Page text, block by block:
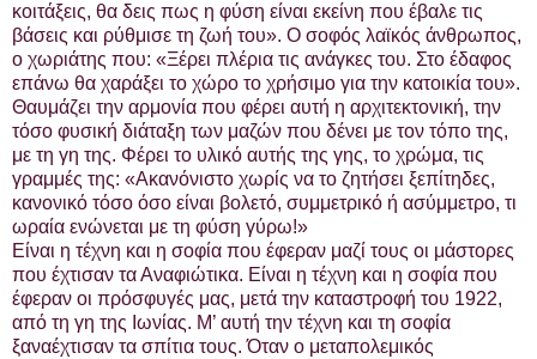
κοιτάξεις, θα δεις πως η φύση είναι εκείνη που έβαλε τις
βάσεις και ρύθμισε τη ζωή του». Ο σοφός λαϊκός άνθρωπος,
ο χωριάτης που: «Ξέρει πλέρια τις ανάγκες του. Στο έδαφος
επάνω θα χαράξει το χώρο το χρήσιμο για την κατοικία του».
Θαυμάζει την αρμονία που φέρει αυτή η αρχιτεκτονική, την
τόσο φυσική διάταξη των μαζών που δένει με τον τόπο της,
με τη γη της. Φέρει το υλικό αυτής της γης, το χρώμα, τις
γραμμές της: «Ακανόνιστο χωρίς να το ζητήσει ξεπίτηδες,
κανονικό τόσο όσο είναι βολετό, συμμετρικό ή ασύμμετρο, τι
ωραία ενώνεται με τη φύση γύρω!»
Είναι η τέχνη και η σοφία που έφεραν μαζί τους οι μάστορες
που έχτισαν τα Αναφιώτικα. Είναι η τέχνη και η σοφία που
έφεραν οι πρόσφυγές μας, μετά την καταστροφή του 1922,
από τη γη της Ιωνίας. Μ’ αυτή την τέχνη και τη σοφία
ξαναέχτισαν τα σπίτια τους. Όταν ο μεταπολεμικός